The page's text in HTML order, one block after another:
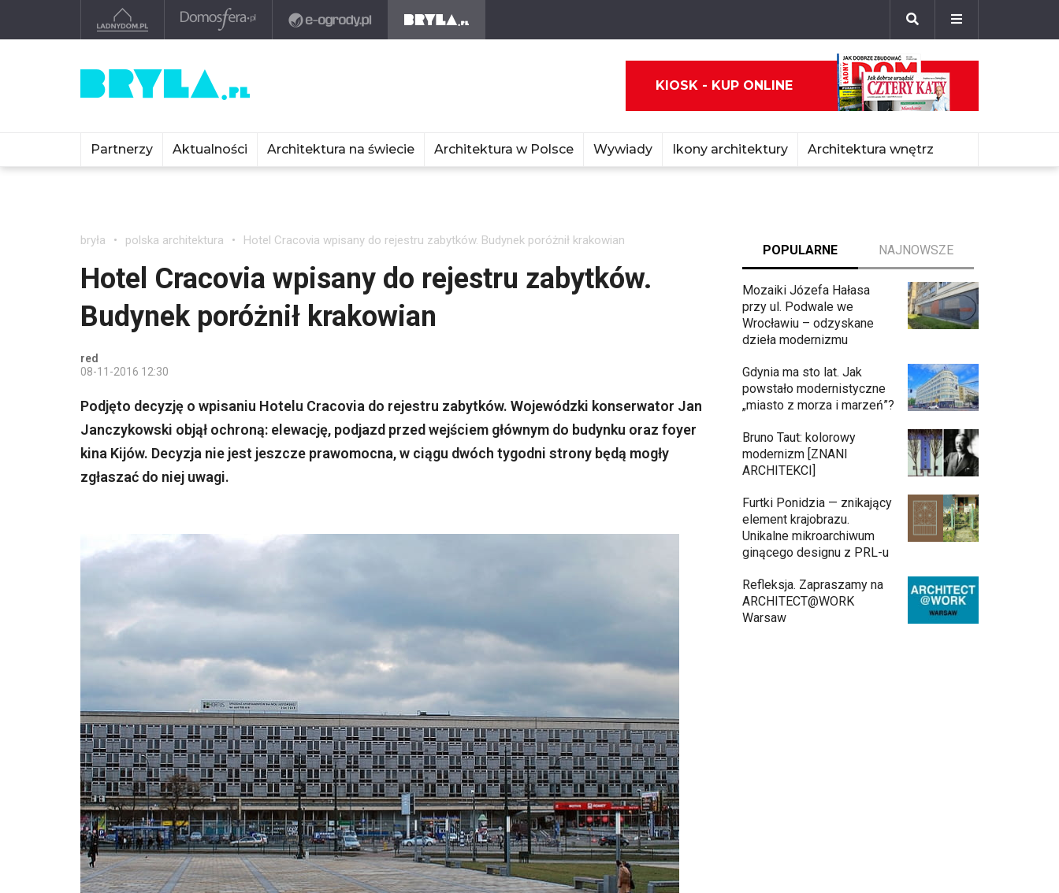
KIOSK - KUP ONLINE
Partnerzy Aktualności Architektura na świecie Architektura w Polsce Wywiady Ikony architektury Architektura wnętrz
bryła polska architektura Hotel Cracovia wpisany do rejestru zabytków. Budynek poróżnił krakowian
Hotel Cracovia wpisany do rejestru zabytków.
Budynek poróżnił krakowian
red
08-11-2016 12:30
Podjęto decyzję o wpisaniu Hotelu Cracovia do rejestru zabytków. Wojewódzki konserwator Jan
Janczykowski objął ochroną: elewację, podjazd przed wejściem głównym do budynku oraz foyer
kina Kijów. Decyzja nie jest jeszcze prawomocna, w ciągu dwóch tygodni strony będą mogły
zgłaszać do niej uwagi.
POPULARNE NAJNOWSZE
Mozaiki Józefa Hałasa
przy ul. Podwale we
Wrocławiu – odzyskane
dzieła modernizmu
Gdynia ma sto lat. Jak
powstało modernistyczne
„miasto z morza i marzeń”?
Bruno Taut: kolorowy
modernizm [ZNANI
ARCHITEKCI]
Furtki Ponidzia — znikający
element krajobrazu.
Unikalne mikroarchiwum
ginącego designu z PRL-u
Refleksja. Zapraszamy na
ARCHITECT@WORK
Warsaw